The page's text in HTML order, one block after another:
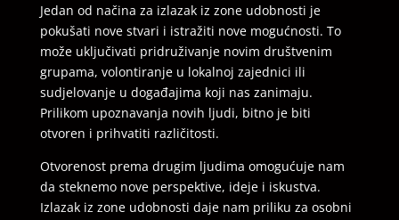
Jedan od načina za izlazak iz zone udobnosti je
pokušati nove stvari i istražiti nove mogućnosti. To
može uključivati ​​pridruživanje novim društvenim
grupama, volontiranje u lokalnoj zajednici ili
sudjelovanje u događajima koji nas zanimaju.
Prilikom upoznavanja novih ljudi, bitno je biti
otvoren i prihvatiti različitosti.
Otvorenost prema drugim ljudima omogućuje nam
da steknemo nove perspektive, ideje i iskustva.
Izlazak iz zone udobnosti daje nam priliku za osobni